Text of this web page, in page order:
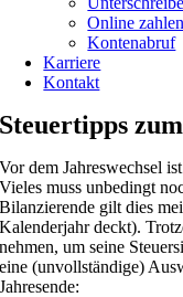
Online zahlen
Kontenabruf
Karriere
Kontakt
Steuertipps
Vor dem Jahreswechsel
Vieles muss unbedingt
Bilanzierende gilt dies
Kalenderjahr deckt).
nehmen, um seine
eine (unvollständige)
Jahresende: